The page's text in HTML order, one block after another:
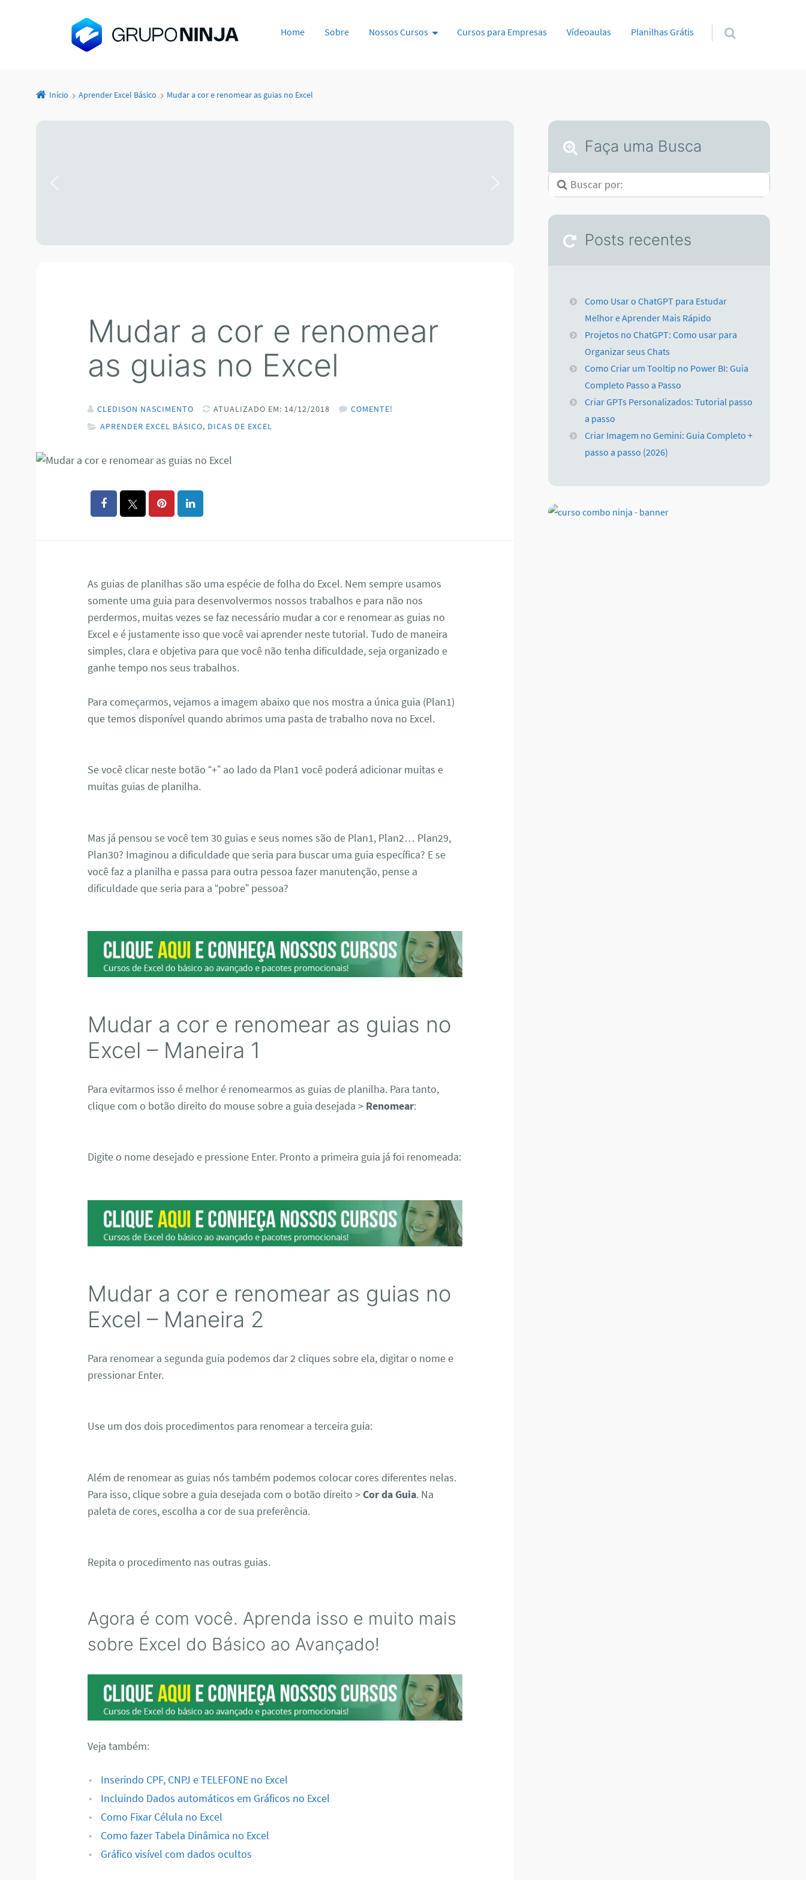
Pular para o conteúdo
Home Sobre Nossos Cursos Cursos para Empresas Vídeoaulas Planilhas Grátis
Início Aprender Excel Básico Mudar a cor e renomear as guias no Excel
Mudar a cor e renomear
as guias no Excel
CLEDISON NASCIMENTO ATUALIZADO EM: 14/12/2018
COMENTE!
APRENDER EXCEL BÁSICO, DICAS DE EXCEL
As guias de planilhas são uma espécie de folha do Excel. Nem sempre usamos
somente uma guia para desenvolvermos nossos trabalhos e para não nos
perdermos, muitas vezes se faz necessário mudar a cor e renomear as guias no
Excel e é justamente isso que você vai aprender neste tutorial. Tudo de maneira
simples, clara e objetiva para que você não tenha dificuldade, seja organizado e
ganhe tempo nos seus trabalhos.
Para começarmos, vejamos a imagem abaixo que nos mostra a única guia (Plan1)
que temos disponível quando abrimos uma pasta de trabalho nova no Excel.
Se você clicar neste botão “+” ao lado da Plan1 você poderá adicionar muitas e
muitas guias de planilha.
Mas já pensou se você tem 30 guias e seus nomes são de Plan1, Plan2… Plan29,
Plan30? Imaginou a dificuldade que seria para buscar uma guia específica? E se
você faz a planilha e passa para outra pessoa fazer manutenção, pense a
dificuldade que seria para a “pobre” pessoa?
Mudar a cor e renomear as guias no
Excel – Maneira 1
Para evitarmos isso é melhor é renomearmos as guias de planilha. Para tanto,
clique com o botão direito do mouse sobre a guia desejada > Renomear:
Digite o nome desejado e pressione Enter. Pronto a primeira guia já foi renomeada:
Mudar a cor e renomear as guias no
Excel – Maneira 2
Para renomear a segunda guia podemos dar 2 cliques sobre ela, digitar o nome e
pressionar Enter.
Use um dos dois procedimentos para renomear a terceira guia:
Além de renomear as guias nós também podemos colocar cores diferentes nelas.
Para isso, clique sobre a guia desejada com o botão direito >Cor da Guia. Na
paleta de cores, escolha a cor de sua preferência.
Repita o procedimento nas outras guias.
Agora é com você. Aprenda isso e muito mais
sobre Excel do Básico ao Avançado!
Veja também:
Inserindo CPF, CNPJ e TELEFONE no Excel
Incluindo Dados automáticos em Gráficos no Excel
Como Fixar Célula no Excel
Como fazer Tabela Dinâmica no Excel
Gráfico visível com dados ocultos
Faça uma Busca
Posts recentes
Como Usar o ChatGPT para Estudar
Melhor e Aprender Mais Rápido
Projetos no ChatGPT: Como usar para
Organizar seus Chats
Como Criar um Tooltip no Power BI: Guia
Completo Passo a Passo
Criar GPTs Personalizados: Tutorial passo
a passo
Criar Imagem no Gemini: Guia Completo +
passo a passo (2026)